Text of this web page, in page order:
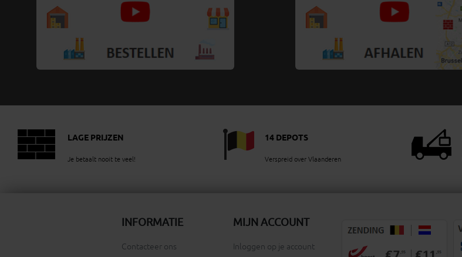
LAGE PRIJZEN
Je betaalt nooit te veel!
14 DEPOTS
Verspreid over Vlaanderen
INFORMATIE
Contacteer ons
MIJN ACCOUNT
Inloggen op je account